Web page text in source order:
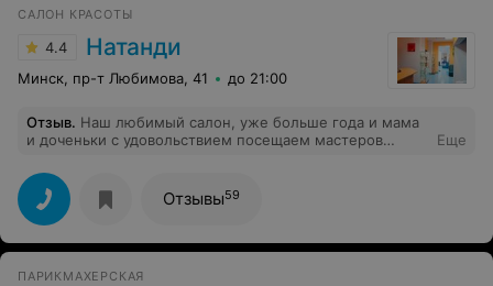
САЛОН КРАСОТЫ
4.4 Натанди
Минск, пр-т Любимова, 41 до 21:00
Отзыв. Наш любимый салон, уже больше года и мама
и доченьки с удовольствием посещаем мастеров
основные услуги, всегда довольны и качеством работ и
отношением к клиенту! Процветания и здравия всему
коллективу!
Еще
Отзывы59
ПАРИКМАХЕРСКАЯ